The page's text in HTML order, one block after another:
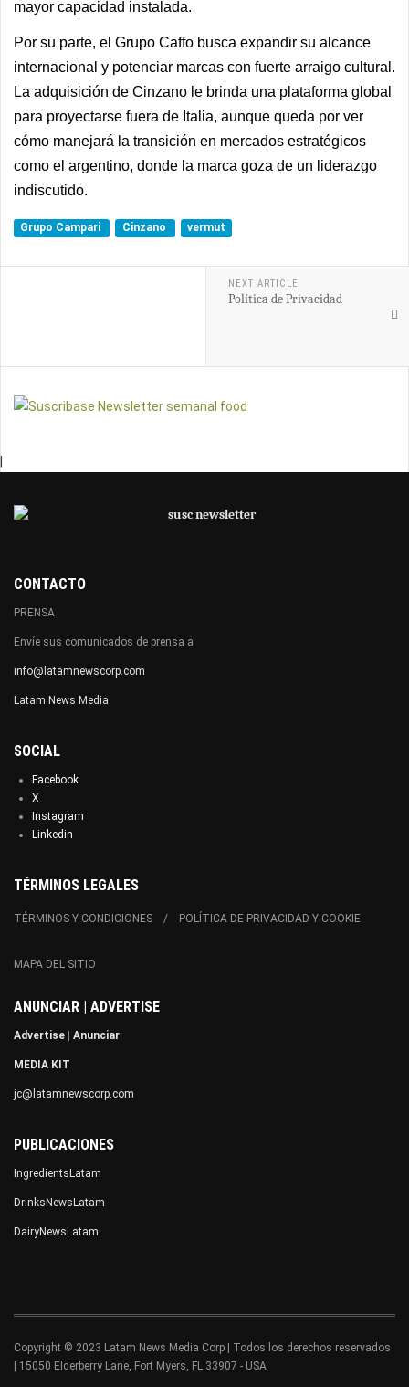
mayor capacidad instalada.
Por su parte, el Grupo Caffo busca expandir su alcance
internacional y potenciar marcas con fuerte arraigo cultural.
La adquisición de Cinzano le brinda una plataforma global
para proyectarse fuera de Italia, aunque queda por ver
cómo manejará la transición en mercados estratégicos
como el argentino, donde la marca goza de un liderazgo
indiscutido.
Grupo Campari Cinzano vermut
NEXT ARTICLE
Política de Privacidad
CONTACTO
PRENSA
Envíe sus comunicados de prensa a
info@latamnewscorp.com
Latam News Media
SOCIAL
Facebook
X
Instagram
Linkedin
TÉRMINOS LEGALES
TÉRMINOS Y CONDICIONES POLÍTICA DE PRIVACIDAD Y COOKIE
MAPA DEL SITIO
ANUNCIAR | ADVERTISE
Advertise Anunciar
MEDIA KIT
jc@latamnewscorp.com
PUBLICACIONES
IngredientsLatam
DrinksNewsLatam
DairyNewsLatam
Copyright © 2023 Latam News Media Corp | Todos los derechos reservados
| 15050 Elderberry Lane, Fort Myers, FL 33907 - USA